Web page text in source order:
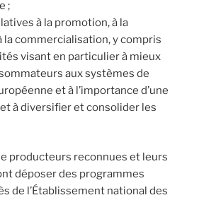
;
à la promotion, à la
commercialisation, y compris
visant en particulier à mieux
aux systèmes de
et à l’importance d’une
à diversifier et consolider les
producteurs reconnues et leurs
déposer des programmes
de l’Établissement national des